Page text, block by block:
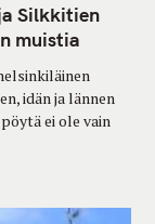
Silkkitien
muistia
idän ja lännen
ei ole vain